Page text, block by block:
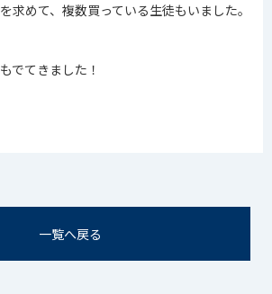
求めて、複数買っている生徒もいました。
でてきました！
一覧へ戻る